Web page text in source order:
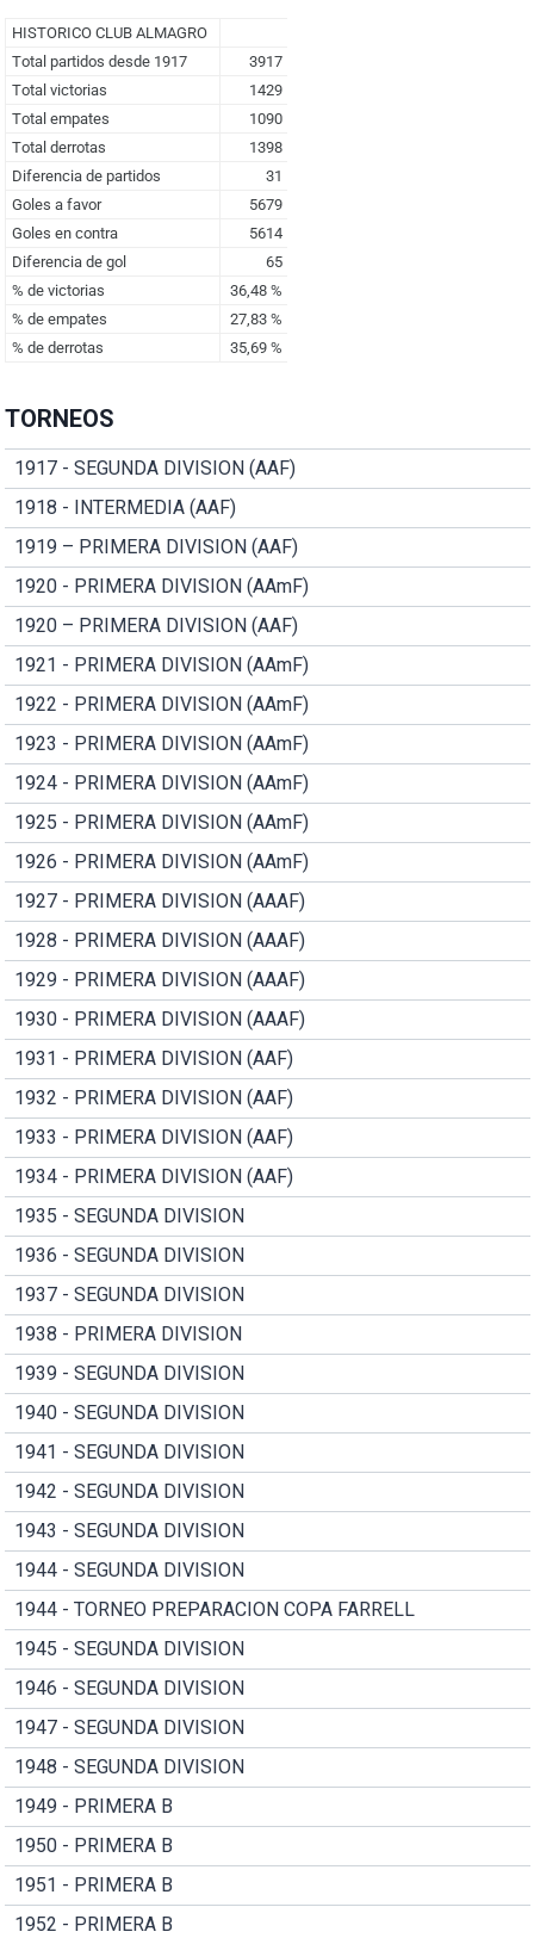
TORNEOS
1917 - SEGUNDA DIVISION (AAF)
1918 - INTERMEDIA (AAF)
1919 – PRIMERA DIVISION (AAF)
1920 - PRIMERA DIVISION (AAmF)
1920 – PRIMERA DIVISION (AAF)
1921 - PRIMERA DIVISION (AAmF)
1922 - PRIMERA DIVISION (AAmF)
1923 - PRIMERA DIVISION (AAmF)
1924 - PRIMERA DIVISION (AAmF)
1925 - PRIMERA DIVISION (AAmF)
1926 - PRIMERA DIVISION (AAmF)
1927 - PRIMERA DIVISION (AAAF)
1928 - PRIMERA DIVISION (AAAF)
1929 - PRIMERA DIVISION (AAAF)
1930 - PRIMERA DIVISION (AAAF)
1931 - PRIMERA DIVISION (AAF)
1932 - PRIMERA DIVISION (AAF)
1933 - PRIMERA DIVISION (AAF)
1934 - PRIMERA DIVISION (AAF)
1935 - SEGUNDA DIVISION
1936 - SEGUNDA DIVISION
1937 - SEGUNDA DIVISION
1938 - PRIMERA DIVISION
1939 - SEGUNDA DIVISION
1940 - SEGUNDA DIVISION
1941 - SEGUNDA DIVISION
1942 - SEGUNDA DIVISION
1943 - SEGUNDA DIVISION
1944 - SEGUNDA DIVISION
1944 - TORNEO PREPARACION COPA FARRELL
1945 - SEGUNDA DIVISION
1946 - SEGUNDA DIVISION
1947 - SEGUNDA DIVISION
1948 - SEGUNDA DIVISION
1949 - PRIMERA B
1950 - PRIMERA B
1951 - PRIMERA B
1952 - PRIMERA B